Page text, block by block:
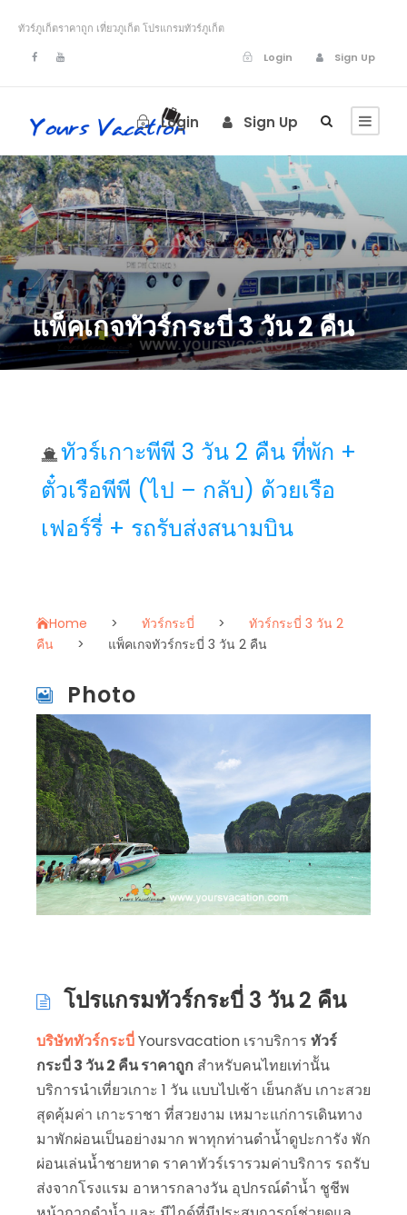
ทัวร์ภูเก็ตราคาถูก เที่ยวภูเก็ต โปรแกรมทัวร์ภูเก็ต
Login
Sign Up
Login Sign Up
แพ็คเกจทัวร์กระบี่ 3 วัน 2 คืน
ทัวร์เกาะพีพี 3 วัน 2 คืน ที่พัก +
ตั๋วเรือพีพี (ไป – กลับ) ด้วยเรือ
เฟอร์รี่ + รถรับส่งสนามบิน
Home > ทัวร์กระบี่ >
ทัวร์กระบี่ 3 วัน 2
คืน
> แพ็คเกจทัวร์กระบี่ 3 วัน 2 คืน
Photo
โปรแกรมทัวร์กระบี่ 3 วัน 2 คืน
บริษัททัวร์กระบี่Yoursvacation เราบริการ ทัวร์
กระบี่ 3 วัน 2 คืน ราคาถูก สำหรับคนไทยเท่านััน
บริการนำเที่ยวเกาะ 1 วัน แบบไปเช้า เย็นกลับ เกาะสวย
สุดคุ้มค่า เกาะราชา ที่สวยงาม เหมาะแก่การเดินทาง
มาพักผ่อนเป็นอย่างมาก พาทุกท่านดำน้ำดูปะการัง พัก
ผ่อนเล่นน้ำชายหาด ราคาทัวร์เรารวมค่าบริการ รถรับ
ส่งจากโรงแรม อาหารกลางวัน อุปกรณ์ดำน้ำ ชูชีพ